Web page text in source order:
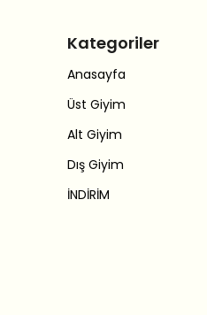
Kategoriler
Anasayfa
Üst Giyim
Alt Giyim
Dış Giyim
İNDİRİM